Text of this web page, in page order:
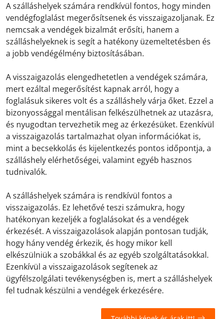
A szálláshelyek számára rendkívül fontos, hogy minden
vendégfoglalást megerősítsenek és visszaigazoljanak. Ez
nemcsak a vendégek bizalmát erősíti, hanem a
szálláshelyeknek is segít a hatékony üzemeltetésben és
a jobb vendégélmény biztosításában.
A visszaigazolás elengedhetetlen a vendégek számára,
mert ezáltal megerősítést kapnak arról, hogy a
foglalásuk sikeres volt és a szálláshely várja őket. Ezzel a
bizonyossággal mentálisan felkészülhetnek az utazásra,
és nyugodtan tervezhetik meg az érkezésüket. Ezenkívül
a visszaigazolás tartalmazhat olyan információkat is,
mint a becsekkolás és kijelentkezés pontos időpontja, a
szálláshely elérhetőségei, valamint egyéb hasznos
tudnivalók.
A szálláshelyek számára is rendkívül fontos a
visszaigazolás. Ez lehetővé teszi számukra, hogy
hatékonyan kezeljék a foglalásokat és a vendégek
érkezését. A visszaigazolások alapján pontosan tudják,
hogy hány vendég érkezik, és hogy mikor kell
elkészülniük a szobákkal és az egyéb szolgáltatásokkal.
Ezenkívül a visszaigazolások segítenek az
ügyfélszolgálati tevékenységben is, mert a szálláshelyek
fel tudnak készülni a vendégek érkezésére.